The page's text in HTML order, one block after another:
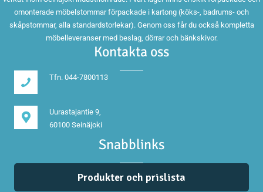
omonterade möbelstommar förpackade i kartong (köks-, badrums- och
skåpstommar, alla standardstorlekar). Genom oss får du också kompletta
möbelleveranser med beslag, dörrar och bänkskivor.
Kontakta oss
Tfn. 044-7800113
Uurastajantie 9,
60100 Seinäjoki
Snabblinks
Produkter och prislista